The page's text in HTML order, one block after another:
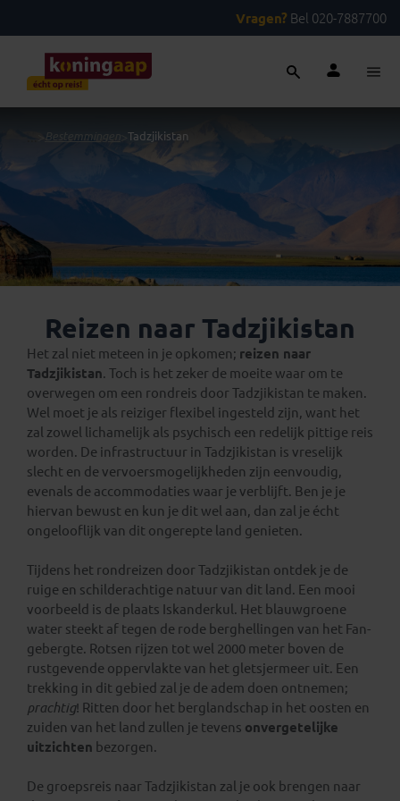
Vragen? Bel 020-7887700
Bestemmingen Tadzjikistan
Reizen naar Tadzjikistan
Het zal niet meteen in je opkomen; reizen naar
Tadzjikistan. Toch is het zeker de moeite waar om te
overwegen om een rondreis door Tadzjikistan te maken.
Wel moet je als reiziger flexibel ingesteld zijn, want het
zal zowel lichamelijk als psychisch een redelijk pittige reis
worden. De infrastructuur in Tadzjikistan is vreselijk
slecht en de vervoersmogelijkheden zijn eenvoudig,
evenals de accommodaties waar je verblijft. Ben je je
hiervan bewust en kun je dit wel aan, dan zal je écht
ongelooflijk van dit ongerepte land genieten.
Tijdens het rondreizen door Tadzjikistan ontdek je de
ruige en schilderachtige natuur van dit land. Een mooi
voorbeeld is de plaats Iskanderkul. Het blauwgroene
water steekt af tegen de rode berghellingen van het Fan-
gebergte. Rotsen rijzen tot wel 2000 meter boven de
rustgevende oppervlakte van het gletsjermeer uit. Een
trekking in dit gebied zal je de adem doen ontnemen;
prachtig! Ritten door het berglandschap in het oosten en
zuiden van het land zullen je tevens onvergetelijke
uitzichten bezorgen.
De groepsreis naar Tadzjikistan zal je ook brengen naar